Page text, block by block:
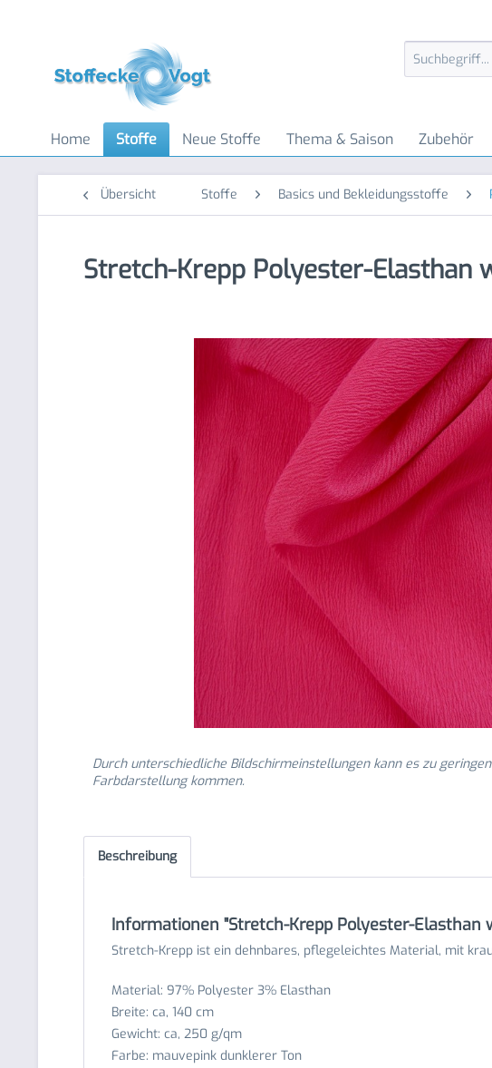
Home Stoffe Neue Stoffe Thema & Saison Zubehör
Übersicht Stoffe Basics und Bekleidungsstoffe
Stretch-Krepp Polyester-Elasthan
Durch unterschiedliche Bildschirmeinstellungen kann es zu
Farbdarstellung kommen.
Beschreibung
Informationen "Stretch-Krepp Polyester-Elasthan
Stretch-Krepp ist ein dehnbares, pflegeleichtes Material, mit
Material: 97% Polyester 3% Elasthan
Breite: ca, 140 cm
Gewicht: ca, 250 g/qm
Farbe: mauvepink dunklerer Ton